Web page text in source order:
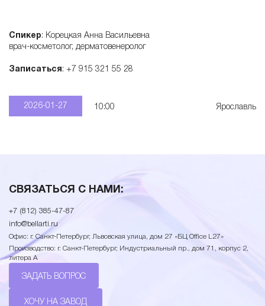
Спикер: Корецкая Анна Васильевна
врач-косметолог, дерматовенеролог
Записаться: +7 915 321 55 28
2026-01-27 10:00 Ярославль
СВЯЗАТЬСЯ С НАМИ:
+7 (812) 385-47-87
info@bellarti.ru
Офис: г. Санкт-Петербург, Львовская улица, дом 27 «БЦ Office L27»
Производство: г. Санкт-Петербург, Индустриальный пр., дом 71, корпус 2,
литера А
ЗАДАТЬ ВОПРОС
ХОЧУ НА ЗАВОД